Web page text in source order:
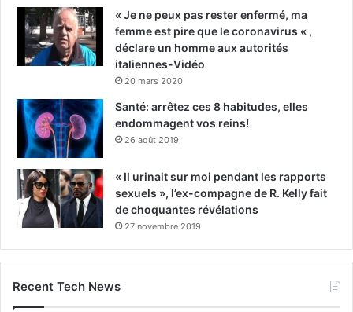
« Je ne peux pas rester enfermé, ma
femme est pire que le coronavirus « ,
déclare un homme aux autorités
italiennes-Vidéo
20 mars 2020
Santé: arrêtez ces 8 habitudes, elles
endommagent vos reins!
26 août 2019
« Il urinait sur moi pendant les rapports
sexuels », l’ex-compagne de R. Kelly fait
de choquantes révélations
27 novembre 2019
Recent Tech News